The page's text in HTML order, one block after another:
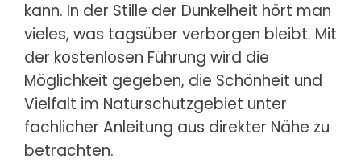
kann. In der Stille der Dunkelheit hört man
vieles, was tagsüber verborgen bleibt. Mit
der kostenlosen Führung wird die
Möglichkeit gegeben, die Schönheit und
Vielfalt im Naturschutzgebiet unter
fachlicher Anleitung aus direkter Nähe zu
betrachten.